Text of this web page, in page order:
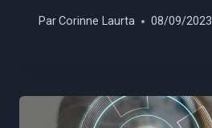
ParCorinne Laurta 08/09/2023